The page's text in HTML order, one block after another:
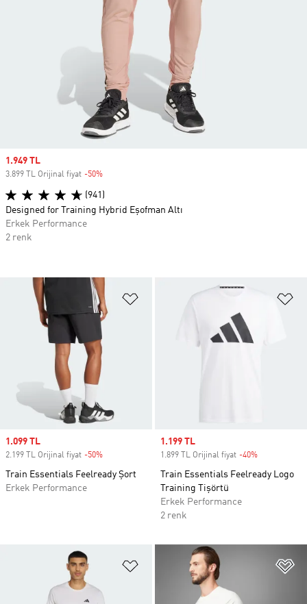
Favori Listesine Ekle
Sale price
1.099 TL
2.199 TL Orijinal fiyat -50%
Train Essentials Feelready Şort
Erkek Performance
Sale price
1.199 TL
1.899 TL Orijinal fiyat -40%
Train Essentials Feelready Logo
Training Tişörtü
Erkek Performance
2 renk
Favori Listesine Ekle
Sale price
1.949 TL
3.899 TL Orijinal fiyat -50%
(941)
Designed for Training Hybrid Eşofman Altı
Erkek Performance
2 renk